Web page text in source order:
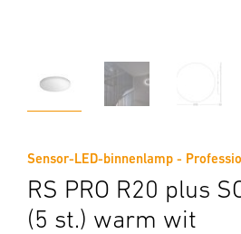
Sensor-LED-binnenlamp -
RS PRO R20 plus
(5 st.) warm wit